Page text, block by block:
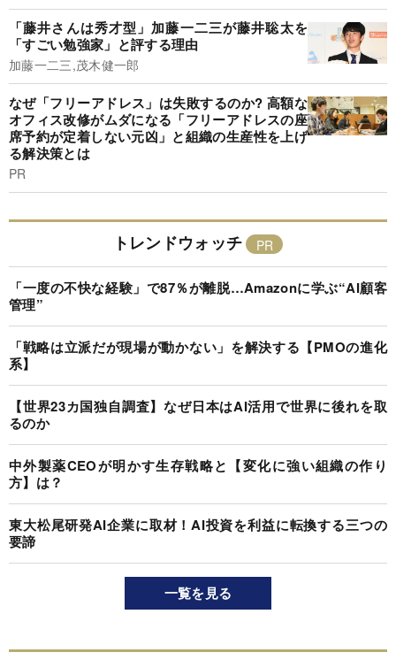
「藤井さんは秀才型」加藤一二三が藤井聡太を
「すごい勉強家」と評する理由
加藤一二三,茂木健一郎
なぜ「フリーアドレス」は失敗するのか? 高額な
オフィス改修がムダになる「フリーアドレスの座
席予約が定着しない元凶」と組織の生産性を上げ
る解決策とは
PR
トレンドウォッチ
「一度の不快な経験」で87％が離脱…Amazonに学ぶ“AI顧客
管理”
「戦略は立派だが現場が動かない」を解決する【PMOの進化
系】
【世界23カ国独自調査】なぜ日本はAI活用で世界に後れを取
るのか
中外製薬CEOが明かす生存戦略と【変化に強い組織の作り
方】は？
東大松尾研発AI企業に取材！AI投資を利益に転換する三つの
要諦
一覧を見る